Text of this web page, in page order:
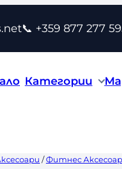
📞 +359 877 277
Категории
/Фитнес